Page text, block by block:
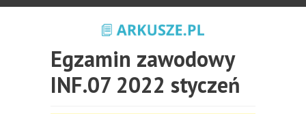
Egzamin zawodowy
INF.07 2022 styczeń